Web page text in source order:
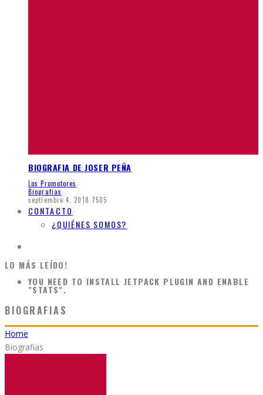
BIOGRAFIA DE JOSER PEÑA
Los Promotores
Biografias
septiembre 4, 2018 7505
CONTACTO
¿QUIÉNES SOMOS?
LO MÁS LEÍDO!
YOU NEED TO INSTALL JETPACK PLUGIN AND ENABLE
"STATS".
BIOGRAFIAS
Home
Biografias